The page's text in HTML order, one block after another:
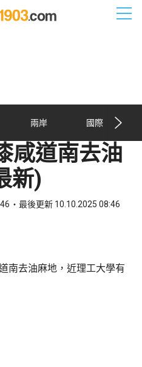
兩岸 國際
咸道南去油
新)
最後更新 10.10.2025 08:46
南去油麻地，近理工大學有